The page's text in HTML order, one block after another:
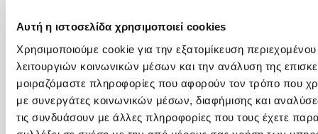
Αυτή η ιστοσελίδα χρησιμοποιεί cookies
Χρησιμοποιούμε cookie για την εξατομίκευση
λειτουργιών κοινωνικών μέσων και την ανάλυση της
μοιραζόμαστε πληροφορίες που αφορούν τον τρόπο που
με συνεργάτες κοινωνικών μέσων, διαφήμισης και
τις συνδυάσουν με άλλες πληροφορίες που τους έχετε
ΓΛΥΦΑΔΑ
+30 216 800 4346
Λαζαράκη 20(ισόγειο), 166 75
ΘΕΣΣΑΛΟΝΙΚΗ
+30 2310 23 0001